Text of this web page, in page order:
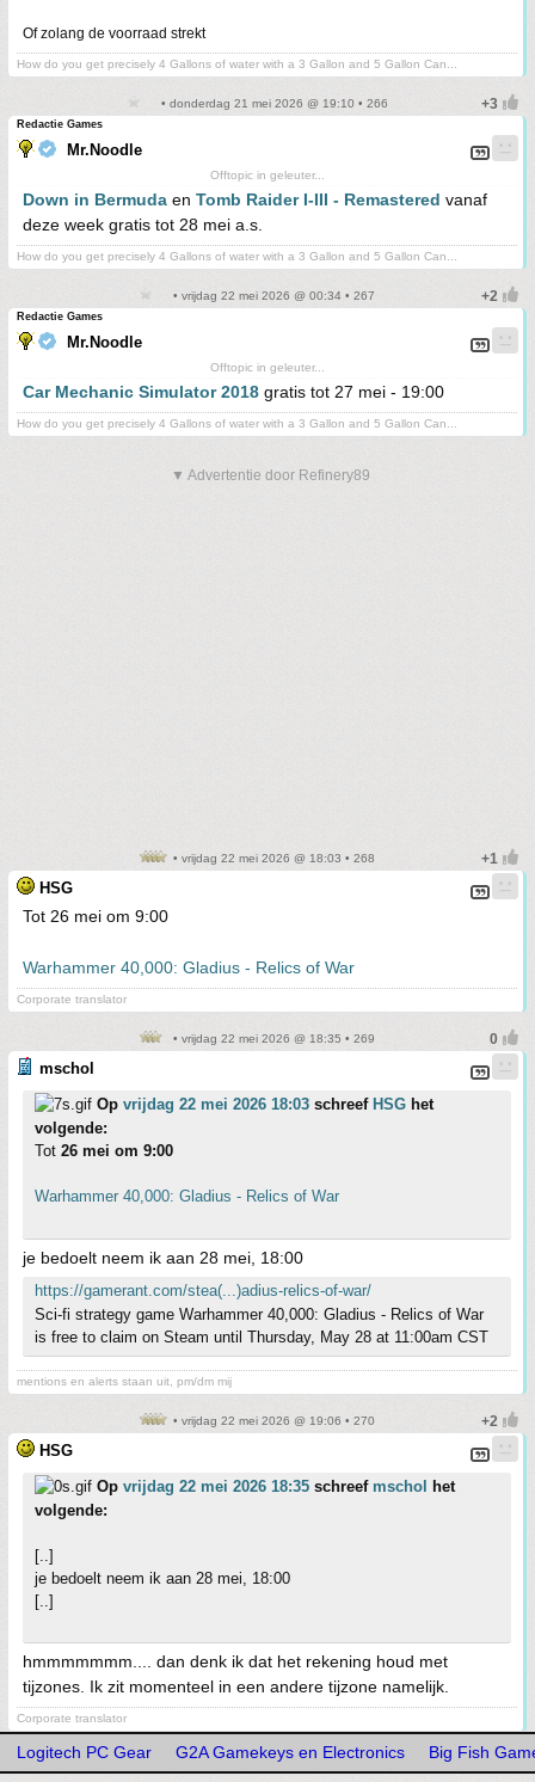
Of zolang de voorraad strekt
How do you get precisely 4 Gallons of water with a 3 Gallon and 5 Gallon Can...
• donderdag 21 mei 2026 @ 19:10 • 266
Redactie Games
Mr.Noodle
Offtopic in geleuter...
Down in Bermuda en Tomb Raider I-III - Remastered vanaf
deze week gratis tot 28 mei a.s.
How do you get precisely 4 Gallons of water with a 3 Gallon and 5 Gallon Can...
• vrijdag 22 mei 2026 @ 00:34 • 267
Redactie Games
Mr.Noodle
Offtopic in geleuter...
Car Mechanic Simulator 2018 gratis tot 27 mei - 19:00
How do you get precisely 4 Gallons of water with a 3 Gallon and 5 Gallon Can...
▼ Advertentie door Refinery89
• vrijdag 22 mei 2026 @ 18:03 • 268
HSG
Tot 26 mei om 9:00
Warhammer 40,000: Gladius - Relics of War
Corporate translator
• vrijdag 22 mei 2026 @ 18:35 • 269
mschol
Op vrijdag 22 mei 2026 18:03 schreef HSG het
volgende:
Tot 26 mei om 9:00
Warhammer 40,000: Gladius - Relics of War
je bedoelt neem ik aan 28 mei, 18:00
https://gamerant.com/stea(...)adius-relics-of-war/
Sci-fi strategy game Warhammer 40,000: Gladius - Relics of War
is free to claim on Steam until Thursday, May 28 at 11:00am CST
mentions en alerts staan uit, pm/dm mij
• vrijdag 22 mei 2026 @ 19:06 • 270
HSG
Op vrijdag 22 mei 2026 18:35 schreef mschol
het
volgende:
[..]
je bedoelt neem ik aan 28 mei, 18:00
[..]
hmmmmmmm.... dan denk ik dat het rekening houd met
tijzones. Ik zit momenteel in een andere tijzone namelijk.
Corporate translator
Logitech PC Gear G2A Gamekeys en Electronics Big Fish